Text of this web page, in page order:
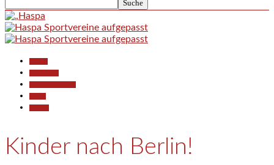
Kinder nach Berlin!